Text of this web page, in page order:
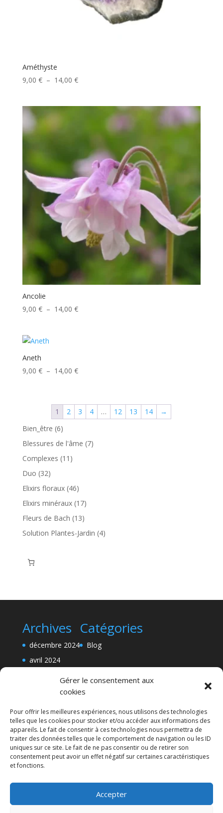
Gérer le consentement aux
cookies
Pour offrir les meilleures expériences, nous utilisons des technologies
telles que les cookies pour stocker et/ou accéder aux informations des
appareils. Le fait de consentir à ces technologies nous permettra de
traiter des données telles que le comportement de navigation ou les ID
uniques sur ce site. Le fait de ne pas consentir ou de retirer son
consentement peut avoir un effet négatif sur certaines caractéristiques
et fonctions.
Accepter
Améthyste
9,00 € – 14,00 €Plage
14,00 €
Ancolie
9,00 € – 14,00 €Plage
Aneth
9,00 € – 14,00 €Plage
9,00 €
à
1 2 3 4 … 12 13 14
→
Bien_être 66
produits
Blessures de l'âme 77
Complexes 11 11
Duo 3232
produits
Elixirs floraux 4646
produits
Elixirs minéraux 1717
produits
Fleurs de Bach 1313
produits
Solution Plantes-Jardin 44
Archives
décembre 2024
avril 2024
février 2024
Catégories
Blog